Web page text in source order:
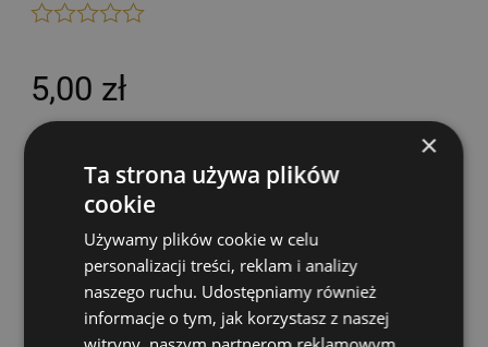
5,00 zł
Producent: WOLFPARTS
Kod produktu:
26666
×
Ta strona używa plików
cookie
Używamy plików cookie w celu
personalizacji treści, reklam i analizy
naszego ruchu. Udostępniamy również
informacje o tym, jak korzystasz z naszej